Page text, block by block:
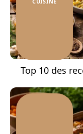
Top 10 des